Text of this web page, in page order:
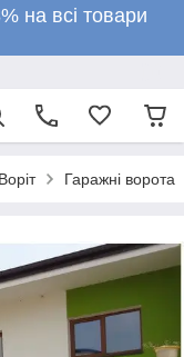
на всі товари
Гаражні ворота